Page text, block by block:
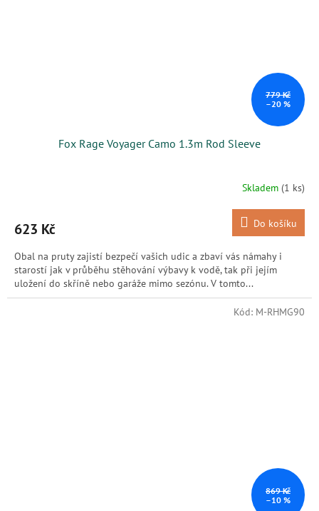
779 Kč
–20 %
Fox Rage Voyager Camo 1.3m Rod Sleeve
Skladem (1 ks)
623 Kč Do košíku
Obal na pruty zajistí bezpečí vašich udic a zbaví vás námahy i
starostí jak v průběhu stěhování výbavy k vodě, tak při jejím
uložení do skříně nebo garáže mimo sezónu. V tomto...
869 Kč
–10 %
Kód: M-RHMG90